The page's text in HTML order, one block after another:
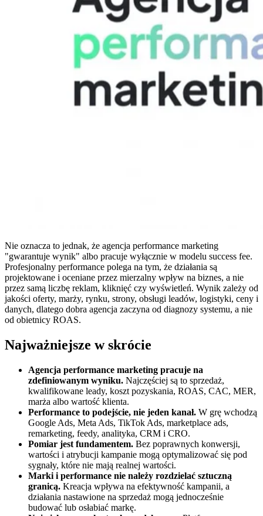
Nie oznacza to jednak, że agencja performance marketing
"gwarantuje wynik" albo pracuje wyłącznie w modelu success fee.
Profesjonalny performance polega na tym, że działania są
projektowane i oceniane przez mierzalny wpływ na biznes, a nie
przez samą liczbę reklam, kliknięć czy wyświetleń. Wynik zależy od
jakości oferty, marży, rynku, strony, obsługi leadów, logistyki, ceny i
danych, dlatego dobra agencja zaczyna od diagnozy systemu, a nie
od obietnicy ROAS.
Najważniejsze w skrócie
Agencja performance marketing pracuje na
zdefiniowanym wyniku. Najczęściej są to sprzedaż,
kwalifikowane leady, koszt pozyskania, ROAS, CAC, MER,
marża albo wartość klienta.
Performance to podejście, nie jeden kanał. W grę wchodzą
Google Ads, Meta Ads, TikTok Ads, marketplace ads,
remarketing, feedy, analityka, CRM i CRO.
Pomiar jest fundamentem. Bez poprawnych konwersji,
wartości i atrybucji kampanie mogą optymalizować się pod
sygnały, które nie mają realnej wartości.
Marki i performance nie należy rozdzielać sztuczną
granicą. Kreacja wpływa na efektywność kampanii, a
działania nastawione na sprzedaż mogą jednocześnie
budować lub osłabiać markę.